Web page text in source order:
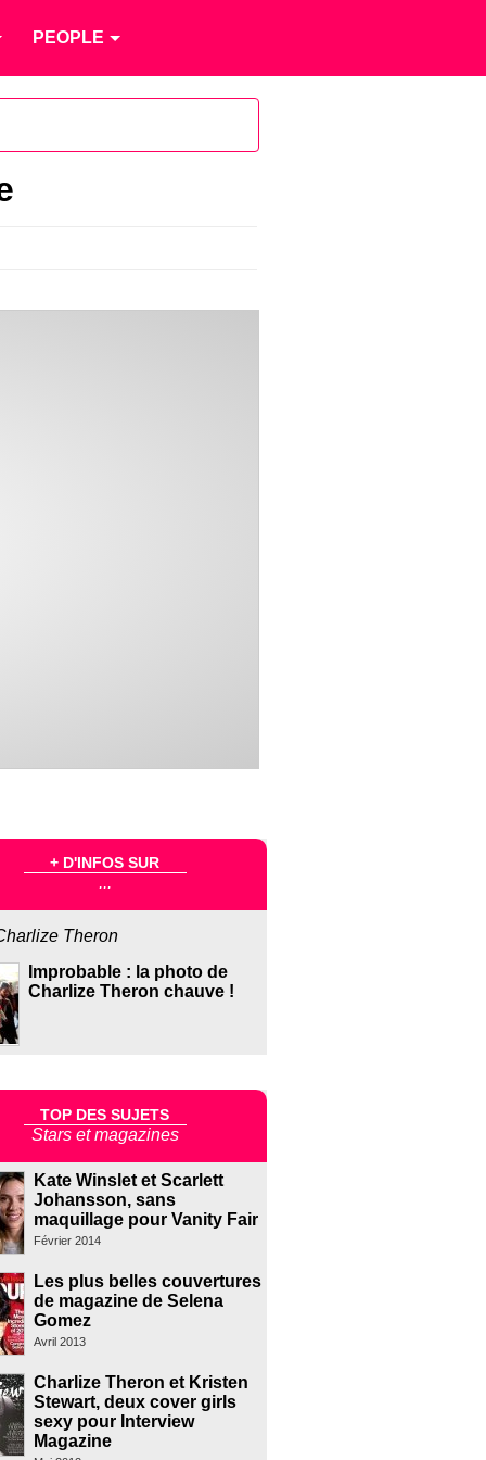
PEOPLE
+ D'INFOS SUR
...
Theron
Improbable : la photo de
Charlize Theron chauve !
TOP DES SUJETS
Stars et magazines
Kate Winslet et Scarlett
Johansson, sans
maquillage pour Vanity Fair
Février 2014
Les plus belles couvertures
de magazine de Selena
Gomez
Avril 2013
Charlize Theron et Kristen
Stewart, deux cover girls
sexy pour Interview
Magazine